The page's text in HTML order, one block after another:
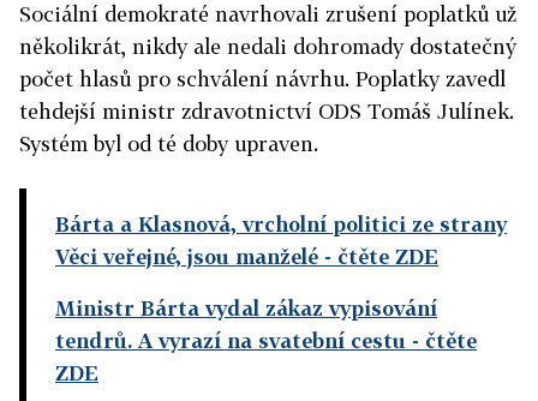
Sociální demokraté navrhovali zrušení poplatků už
několikrát, nikdy ale nedali dohromady dostatečný
počet hlasů pro schválení návrhu. Poplatky zavedl
tehdejší ministr zdravotnictví ODS Tomáš Julínek.
Systém byl od té doby upraven.
Bárta a Klasnová, vrcholní politici ze strany
Věci veřejné, jsou manželé - čtěte ZDE
Ministr Bárta vydal zákaz vypisování
tendrů. A vyrazí na svatební cestu - čtěte
ZDE